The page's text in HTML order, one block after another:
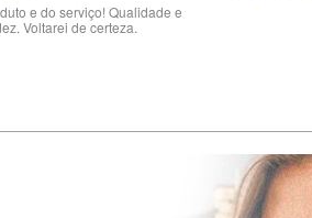
Excelente serviço.